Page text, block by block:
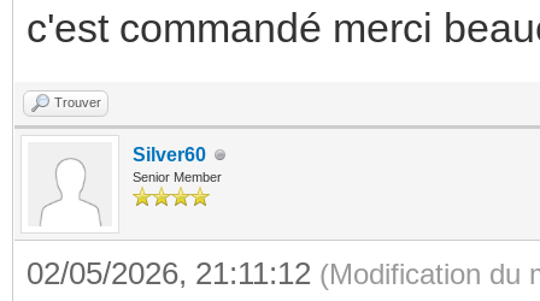
c'est commandé merci
Trouver
Silver60
Senior Member
02/05/2026, 21:11:12 (Modification du